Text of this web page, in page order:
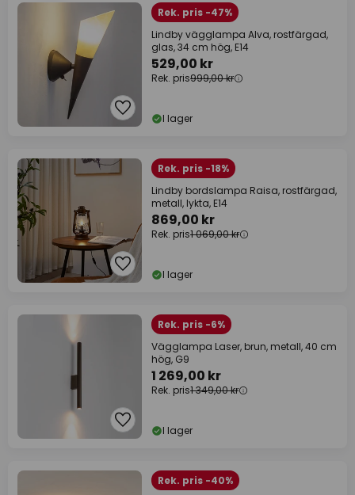
Rek. pris -47%
Lindby vägglampa Alva, rostfärgad,
glas, 34 cm hög, E14
529,00 kr
Rek. pris999,00 kr
I lager
Rek. pris -18%
Lindby bordslampa Raisa, rostfärgad,
metall, lykta, E14
869,00 kr
Rek. pris1 069,00 kr
I lager
Rek. pris -6%
Vägglampa Laser, brun, metall, 40 cm
hög, G9
1 269,00 kr
Rek. pris1 349,00 kr
I lager
Rek. pris -40%